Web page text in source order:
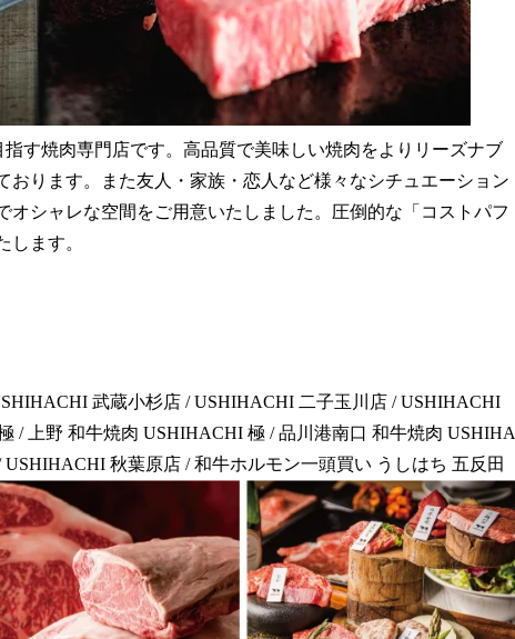
す焼肉専門店です。高品質で美味しい焼肉をよりリーズナブ
おります。また友人・家族・恋人など様々なシチュエーション
オシャレな空間をご用意いたしました。圧倒的な「コストパフ
します。
武蔵小杉店 / USHIHACHI 二子玉川店 / USHIHACHI
/ 上野 和牛焼肉 USHIHACHI 極 / 品川港南口 和牛焼肉 USHIHA
秋葉原店 / 和牛ホルモン一頭買い うしはち 五反田